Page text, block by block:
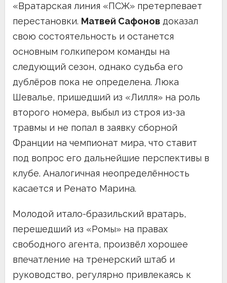
«Вратарская линия «ПСЖ» претерпевает
перестановки. Матвей Сафонов доказал
свою состоятельность и останется
основным голкипером команды на
следующий сезон, однако судьба его
дублёров пока не определена. Люка
Шевалье, пришедший из «Лилля» на роль
второго номера, выбыл из строя из-за
травмы и не попал в заявку сборной
Франции на чемпионат мира, что ставит
под вопрос его дальнейшие перспективы в
клубе. Аналогичная неопределённость
касается и Ренато Марина.
Молодой итало-бразильский вратарь,
перешедший из «Ромы» на правах
свободного агента, произвёл хорошее
впечатление на тренерский штаб и
руководство, регулярно привлекаясь к